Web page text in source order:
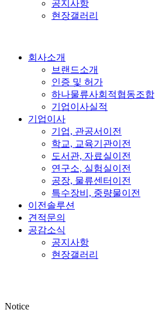
공지사항
현장갤러리
회사소개
브랜드소개
인증 및 허가
하나물류사회적협동조합
기업이사실적
기업이사
기업, 관공서이전
학교, 교육기관이전
도서관, 자료실이전
연구소, 실험실이전
공장, 물류센터이전
특수장비, 중량물이전
이전솔루션
견적문의
공감소식
공지사항
현장갤러리
Notice